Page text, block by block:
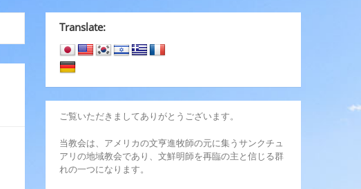
Translate:
ご覧いただきましてありがとうございます。
当教会は、アメリカの文亨進牧師の元に集うサンクチュ
アリの地域教会であり、文鮮明師を再臨の主と信じる群
れの一つになります。